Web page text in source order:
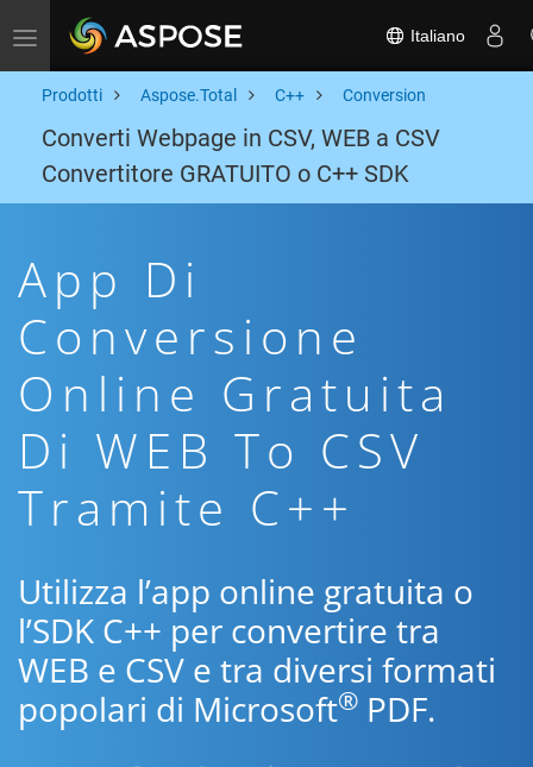
Toggle navigation Italiano
Prodotti Aspose.Total C++ Conversion
Converti Webpage in CSV, WEB a CSV
Convertitore GRATUITO o C++ SDK
App Di
Conversione
Online Gratuita
Di WEB To CSV
Tramite C++
Utilizza l’app online gratuita o
l’SDK C++ per convertire tra
WEB e CSV e tra diversi formati
popolari di Microsoft® PDF.